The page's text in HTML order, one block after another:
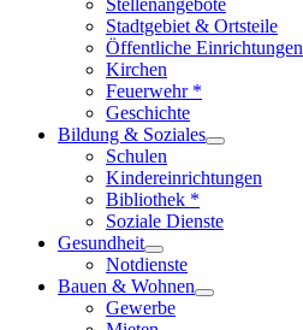
Stellenangebote
Stadtgebiet & Ortsteile
Öffentliche Einrichtungen
Kirchen
Feuerwehr *
Geschichte
Bildung & Soziales
Schulen
Kindereinrichtungen
Bibliothek *
Soziale Dienste
Gesundheit
Notdienste
Bauen & Wohnen
Gewerbe